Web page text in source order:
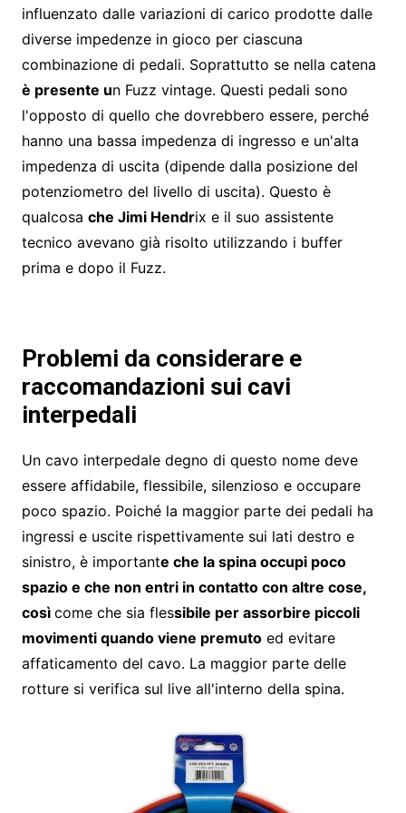
influenzato dalle variazioni di carico prodotte dalle
diverse impedenze in gioco per ciascuna
combinazione di pedali. Soprattutto se nella catena
è presente un Fuzz vintage. Questi pedali sono
l'opposto di quello che dovrebbero essere, perché
hanno una bassa impedenza di ingresso e un'alta
impedenza di uscita (dipende dalla posizione del
potenziometro del livello di uscita). Questo è
qualcosa che Jimi Hendrix e il suo assistente
tecnico avevano già risolto utilizzando i buffer
prima e dopo il Fuzz.
Problemi da considerare e
raccomandazioni sui cavi
interpedali
Un cavo interpedale degno di questo nome deve
essere affidabile, flessibile, silenzioso e occupare
poco spazio. Poiché la maggior parte dei pedali ha
ingressi e uscite rispettivamente sui lati destro e
sinistro, è importante che la spina occupi poco
spazio e che non entri in contatto con altre cose,
così come che sia flessibile per assorbire piccoli
movimenti quando viene premutoed evitare
affaticamento del cavo. La maggior parte delle
rotture si verifica sul live all'interno della spina.